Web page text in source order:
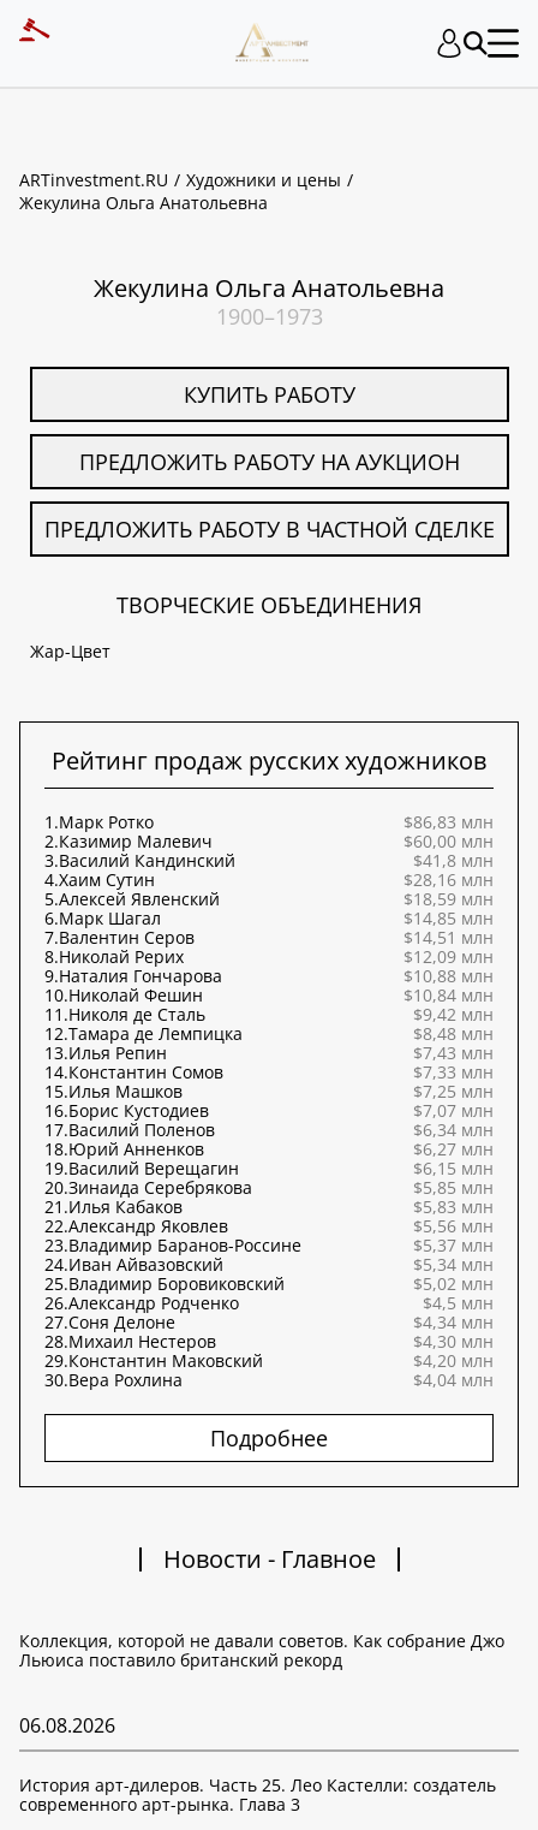
ARTinvestment.RU
Художники и цены
Жекулина Ольга Анатольевна
Жекулина Ольга Анатольевна
1900–1973
КУПИТЬ РАБОТУ
ПРЕДЛОЖИТЬ РАБОТУ НА АУКЦИОН
ПРЕДЛОЖИТЬ РАБОТУ В ЧАСТНОЙ СДЕЛКЕ
ТВОРЧЕСКИЕ ОБЪЕДИНЕНИЯ
Жар-Цвет
Рейтинг продаж русских художников
1.Марк Ротко
$86,83 млн
2.Казимир Малевич
$60,00 млн
3.Василий Кандинский
$41,8 млн
4.Хаим Сутин
$28,16 млн
5.Алексей Явленский
$18,59 млн
6.Марк Шагал
$14,85 млн
7.Валентин Серов
$14,51 млн
8.Николай Рерих
$12,09 млн
9.Наталия Гончарова
$10,88 млн
10.Николай Фешин
$10,84 млн
11.Николя де Сталь
$9,42 млн
12.Тамара де Лемпицка
$8,48 млн
13.Илья Репин
$7,43 млн
14.Константин Сомов
$7,33 млн
15.Илья Машков
$7,25 млн
16.Борис Кустодиев
$7,07 млн
17.Василий Поленов
$6,34 млн
18.Юрий Анненков
$6,27 млн
19.Василий Верещагин
$6,15 млн
20.Зинаида Серебрякова
$5,85 млн
21.Илья Кабаков
$5,83 млн
22.Александр Яковлев
$5,56 млн
23.Владимир Баранов-Россине
$5,37 млн
24.Иван Айвазовский
$5,34 млн
25.Владимир Боровиковский
$5,02 млн
26.Александр Родченко
$4,5 млн
27.Соня Делоне
$4,34 млн
28.Михаил Нестеров
$4,30 млн
29.Константин Маковский
$4,20 млн
30.Вера Рохлина $4,04 млн
Подробнее
Новости - Главное
Коллекция, которой не давали советов. Как собрание Джо
Льюиса поставило британский рекорд
06.08.2026
История арт-дилеров. Часть 25. Лео Кастелли: создатель
современного арт-рынка. Глава 3